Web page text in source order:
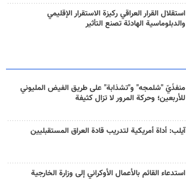
استقلال القرار العراقي ركيزة الاستقرار الإقليمي
والدبلوماسية الهادئة تصنع التأثير
منفذَيّ "شلمجه" و"تشذابة" على طريق الفيض المليوني
للأربعين؛ وحركة المرور لا تزال كثيفة
آيلب: أداة أمريكية لتدريب قادة العراق المستقبليين
استدعاء القائم بالأعمال الأوكراني إلى وزارة الخارجية